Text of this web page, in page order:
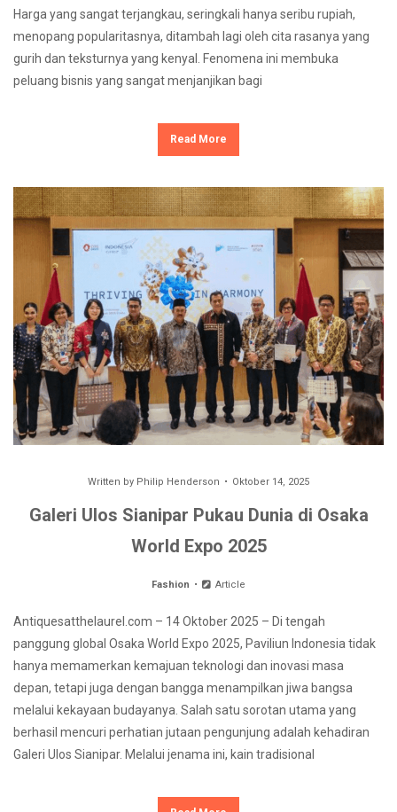
Harga yang sangat terjangkau, seringkali hanya seribu rupiah,
menopang popularitasnya, ditambah lagi oleh cita rasanya yang
gurih dan teksturnya yang kenyal. Fenomena ini membuka
peluang bisnis yang sangat menjanjikan bagi
Read More
Written by Philip Henderson Oktober 14, 2025
Galeri Ulos Sianipar Pukau Dunia di Osaka
World Expo 2025
Fashion Article
Antiquesatthelaurel.com – 14 Oktober 2025 – Di tengah
panggung global Osaka World Expo 2025, Paviliun Indonesia tidak
hanya memamerkan kemajuan teknologi dan inovasi masa
depan, tetapi juga dengan bangga menampilkan jiwa bangsa
melalui kekayaan budayanya. Salah satu sorotan utama yang
berhasil mencuri perhatian jutaan pengunjung adalah kehadiran
Galeri Ulos Sianipar. Melalui jenama ini, kain tradisional